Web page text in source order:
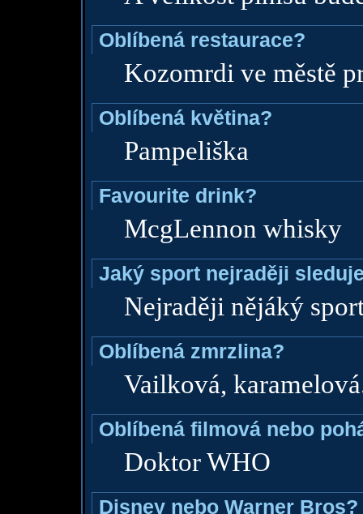
Oblíbená restaurace?
Kozomrdi ve městě
Oblíbená květina?
Pampeliška
Favourite drink?
McgLennon whisky
Jaký sport nejraději
Nejraději nějáký
Oblíbená zmrzlina?
Vailková,
Oblíbená filmová nebo
Doktor WHO
Disney nebo Warner Bros?